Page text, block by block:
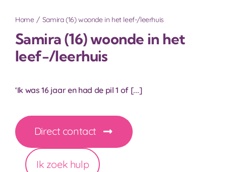
Wie helpen wij?
Over Siriz
Ik zoek hulp!
Home Samira (16) woonde in het leef-/leerhuis
Samira (16) woonde in het
leef-/leerhuis
‘Ik was 16 jaar en had de pil 1 of [...]
Direct contact
Ik zoek hulp